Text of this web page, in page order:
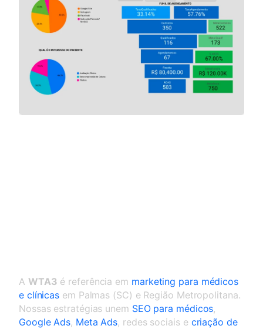
A WTA3 é referência em marketing para médicos
e clínicas em Palmas (SC) e Região Metropolitana.
Nossas estratégias unem SEO para médicos,
Google Ads, Meta Ads, redes sociais e criação de